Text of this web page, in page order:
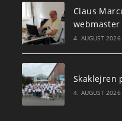
Claus
webmaster
4. AUGUST 2026
Skaklejren
4. AUGUST 2026